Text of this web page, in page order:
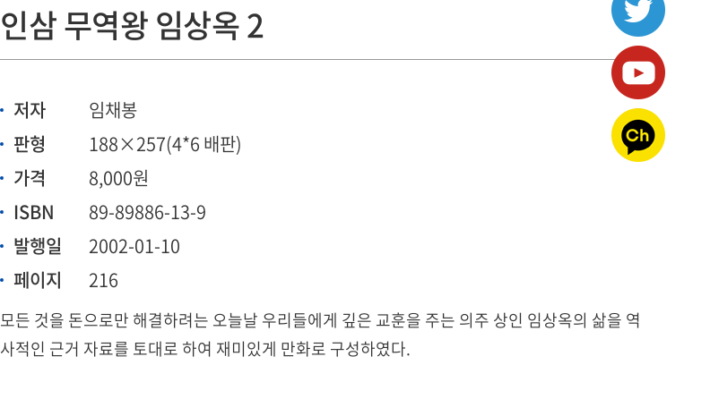
인삼 무역왕 임상옥 2
저자
임채봉
판형
188×257(4*6 배판)
가격
8,000원
ISBN
89-89886-13-9
발행일
2002-01-10
페이지
216
모든 것을 돈으로만 해결하려는 오늘날 우리들에게 깊은 교훈을 주는 의주 상인 임상옥의 삶을 역
사적인 근거 자료를 토대로 하여 재미있게 만화로 구성하였다.